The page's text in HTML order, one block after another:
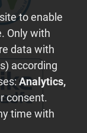
to enable
Only with
data with
according
Analytics,
consent.
time with